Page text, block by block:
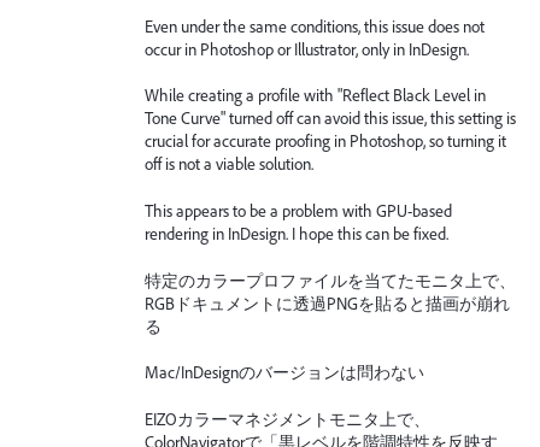
Even under the same conditions, this issue does not
occur in Photoshop or Illustrator, only in InDesign.
While creating a profile with "Reflect Black Level in
Tone Curve" turned off can avoid this issue, this setting is
crucial for accurate proofing in Photoshop, so turning it
off is not a viable solution.
This appears to be a problem with GPU-based
rendering in InDesign. I hope this can be fixed.
特定のカラープロファイルを当てたモニタ上で、
RGBドキュメントに透過PNGを貼ると描画が崩れ
る
Mac/InDesignのバージョンは問わない
EIZOカラーマネジメントモニタ上で、
ColorNavigatorで「黒レベルを階調特性を反映す